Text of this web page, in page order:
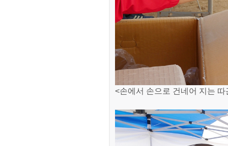
<손에서 손으로 건네어 지는 따